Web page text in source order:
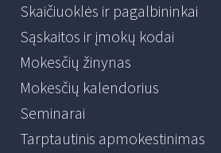
Skaičiuoklės ir pagalbininkai
Sąskaitos ir įmokų kodai
Mokesčių žinynas
Mokesčių kalendorius
Seminarai
Tarptautinis apmokestinimas